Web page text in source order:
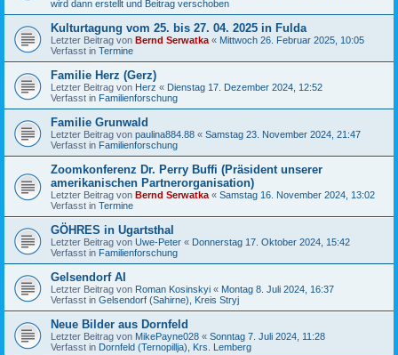
wird dann erstellt und Beitrag verschoben
Kulturtagung vom 25. bis 27. 04. 2025 in Fulda
Letzter Beitrag von Bernd Serwatka « Mittwoch 26. Februar 2025, 10:05
Verfasst in Termine
Familie Herz (Gerz)
Letzter Beitrag von Herz « Dienstag 17. Dezember 2024, 12:52
Verfasst in Familienforschung
Familie Grunwald
Letzter Beitrag von paulina884.88 « Samstag 23. November 2024, 21:47
Verfasst in Familienforschung
Zoomkonferenz Dr. Perry Buffi (Präsident unserer
amerikanischen Partnerorganisation)
Letzter Beitrag von Bernd Serwatka « Samstag 16. November 2024, 13:02
Verfasst in Termine
GÖHRES in Ugartsthal
Letzter Beitrag von Uwe-Peter « Donnerstag 17. Oktober 2024, 15:42
Verfasst in Familienforschung
Gelsendorf AI
Letzter Beitrag von Roman Kosinskyi « Montag 8. Juli 2024, 16:37
Verfasst in Gelsendorf (Sahirne), Kreis Stryj
Neue Bilder aus Dornfeld
Letzter Beitrag von MikePayne028 « Sonntag 7. Juli 2024, 11:28
Verfasst in Dornfeld (Ternopillja), Krs. Lemberg